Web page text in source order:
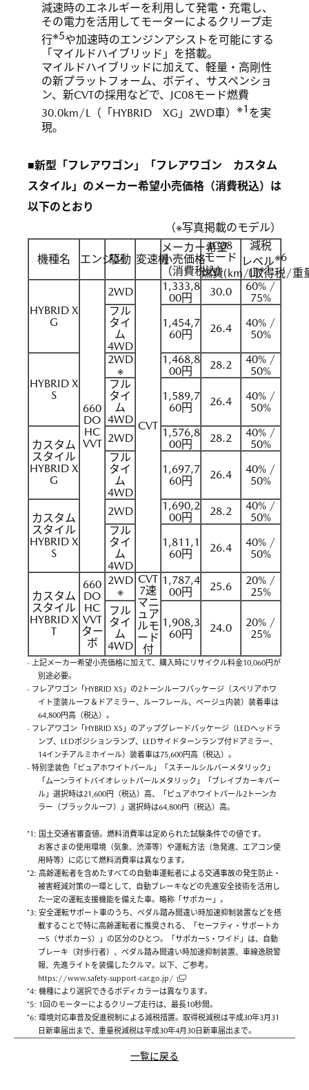
減速時のエネルギーを利用して発電・充電し、
その電力を活用してモーターによるクリープ走
行※5や加速時のエンジンアシストを可能にする
「マイルドハイブリッド」を搭載。
マイルドハイブリッドに加えて、軽量・高剛性
の新プラットフォーム、ボディ、サスペンショ
ン、新CVTの採用などで、JC08モード燃費
30.0km/L（「HYBRID XG」2WD車） ※1 を実
現。
■新型「フレアワゴン」「フレアワゴン カスタム
スタイル」のメーカー希望小売価格（消費税込）は
以下のとおり
（※写真掲載のモデル）
機種名 エンジン
駆動 変速機
メーカー希望
小売価格
（消費税込）
JC08
モード
燃費(km/L)※1
減税
レベル※6
（取得税/重
HYBRID X
G
660
DO
HC
VVT
2WD
CVT
1,333,8
00円
30.0
60% /
75%
フル
タイ
ム
4WD
1,454,7
60円
26.4
40% /
50%
HYBRID X
S
2WD
※
1,468,8
00円
28.2
40% /
50%
フル
タイ
ム
4WD
1,589,7
60円
26.4
40% /
50%
カスタム
スタイル
HYBRID X
G
2WD
1,576,8
00円
28.2
40% /
50%
フル
タイ
ム
4WD
1,697,7
60円
26.4
40% /
50%
カスタム
スタイル
HYBRID X
S
2WD
1,690,2
00円
28.2
40% /
50%
フル
タイ
ム
4WD
1,811,1
60円
26.4
40% /
50%
カスタム
スタイル
HYBRID X
T
660
DO
HC
VVT
ター
ボ
2WD
※
CVT
7速
マニ
ュア
ルモ
ード
付
1,787,4
00円
25.6
20% /
25%
フル
タイ
ム
4WD
1,908,3
60円
24.0
20% /
25%
- 上記メーカー希望小売価格に加えて、購入時にリサイクル料金10,060円が
別途必要。
- フレアワゴン「HYBRID XS」の2トーンルーフパッケージ（スペリアホワ
イト塗装ルーフ＆ドアミラー、ルーフレール、ベージュ内装）装着車は
64,800円高（税込）。
- フレアワゴン「HYBRID XS」のアップグレードパッケージ（LEDヘッドラ
ンプ、LEDポジションランプ、LEDサイドターンランプ付ドアミラー、
14インチアルミホイール）装着車は75,600円高（税込）。
- 特別塗装色「ピュアホワイトパール」「スチールシルバーメタリック」
「ムーンライトバイオレットパールメタリック」「ブレイブカーキパー
ル」選択時は21,600円（税込）高、「ピュアホワイトパール2トーンカ
ラー（ブラックルーフ）」選択時は64,800円（税込）高。
*1: 国土交通省審査値。燃料消費率は定められた試験条件での値です。
お客さまの使用環境（気象、渋滞等）や運転方法（急発進、エアコン使
用時等）に応じて燃料消費率は異なります。
*2: 高齢運転者を含めたすべての自動車運転者による交通事故の発生防止・
被害軽減対策の一環として、自動ブレーキなどの先進安全技術を活用し
た一定の運転支援機能を備えた車。略称「サポカー」。
*3: 安全運転サポート車のうち、ペダル踏み間違い時加速抑制装置などを搭
載することで特に高齢運転者に推奨される、「セーフティ・サポートカ
ーS（サポカーS）」の区分のひとつ。「サポカーS・ワイド」は、自動
ブレーキ（対歩行者）、ペダル踏み間違い時加速抑制装置、車線逸脱警
報、先進ライトを装備したクルマ。以下、ご参考。
https://www.safety-support-car.go.jp/
*4: 機種により選択できるボディカラーは異なります。
*5: 1回のモーターによるクリープ走行は、最長10秒間。
*6: 環境対応車普及促進税制による減税措置。取得税減税は平成30年3月31
日新車届出まで、重量税減税は平成30年4月30日新車届出まで。
一覧に戻る